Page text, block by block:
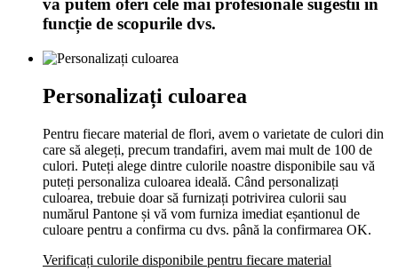
vă putem oferi cele mai profesionale sugestii în
funcție de scopurile dvs.
Personalizați culoarea
Pentru fiecare material de flori, avem o varietate de culori din
care să alegeți, precum trandafiri, avem mai mult de 100 de
culori. Puteți alege dintre culorile noastre disponibile sau vă
puteți personaliza culoarea ideală. Când personalizați
culoarea, trebuie doar să furnizați potrivirea culorii sau
numărul Pantone și vă vom furniza imediat eșantionul de
culoare pentru a confirma cu dvs. până la confirmarea OK.
Verificați culorile disponibile pentru fiecare material